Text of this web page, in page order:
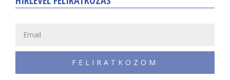
FELIRATKOZOM